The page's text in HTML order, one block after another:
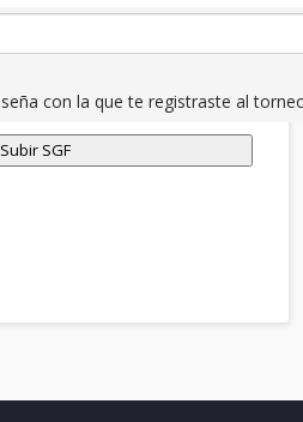
con la que te registraste al